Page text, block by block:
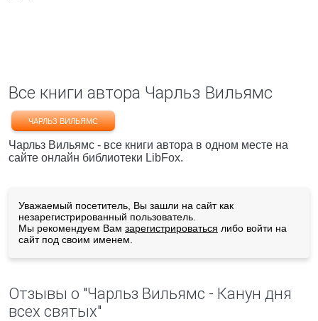
Все книги автора Чарльз Вильямс
ЧАРЛЬЗ ВИЛЬЯМС
Чарльз Вильямс - все книги автора в одном месте на
сайте онлайн библиотеки LibFox.
Уважаемый посетитель, Вы зашли на сайт как
незарегистрированный пользователь.
Мы рекомендуем Вам зарегистрироваться либо войти на
сайт под своим именем.
Отзывы о "Чарльз Вильямс - Канун дня
всех святых"